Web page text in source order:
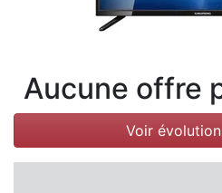
Aucune offre
Voir